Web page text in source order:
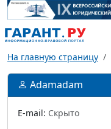
На главную страницу
Adamadam
E-mail: Скрыто